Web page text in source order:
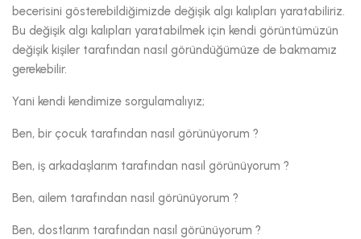
becerisini gösterebildiğimizde değişik algı kalıpları yaratabiliriz.
Bu değişik algı kalıpları yaratabilmek için kendi görüntümüzün
değişik kişiler tarafından nasıl göründüğümüze de bakmamız
gerekebilir.
Yani kendi kendimize sorgulamalıyız;
Ben, bir çocuk tarafından nasıl görünüyorum ?
Ben, iş arkadaşlarım tarafından nasıl görünüyorum ?
Ben, ailem tarafından nasıl görünüyorum ?
Ben, dostlarım tarafından nasıl görünüyorum ?